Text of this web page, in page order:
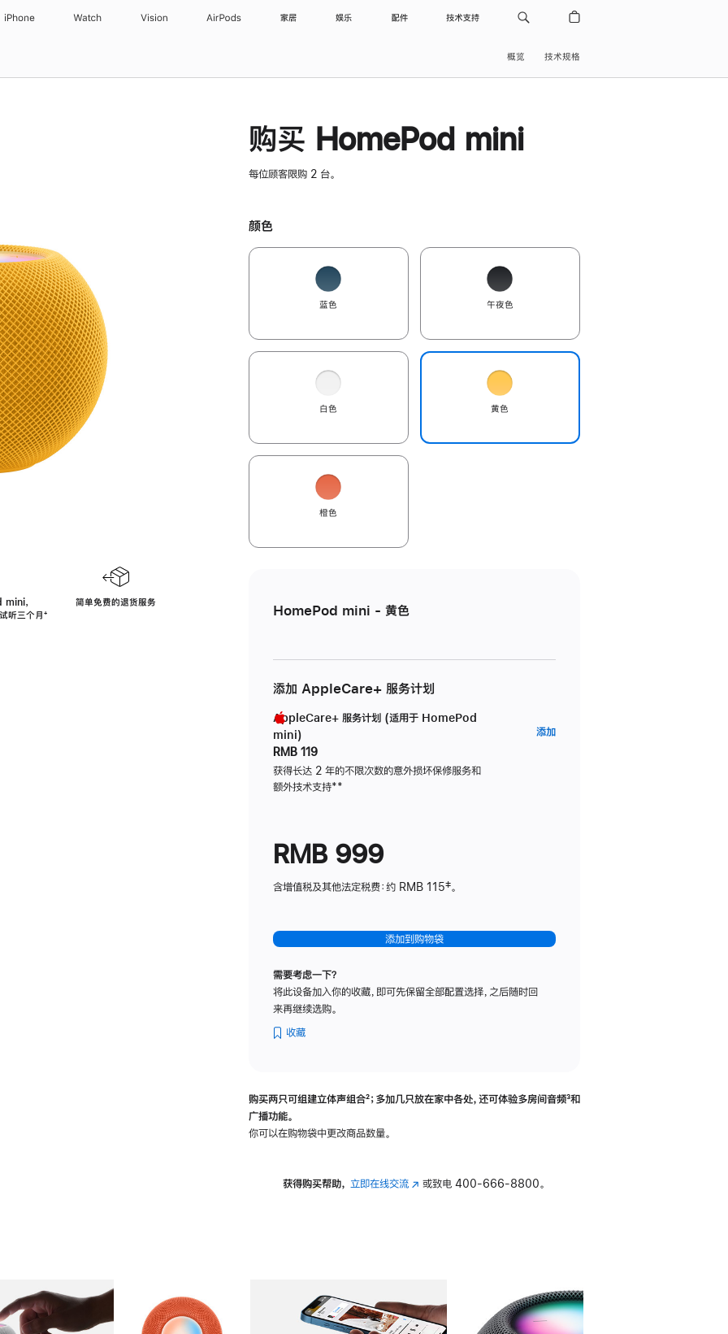
iPhone Watch Vision AirPods 家居 娱乐 配件 技术支持
概览 技术规格
，
听三个月脚
⁺
简单免费的退货服务
购买 HomePod mini
每位顾客限购 2 台。
颜色
蓝色 午夜色
白色 黄色
橙色
HomePod mini - 黄色
添加 AppleCare+ 服务计划
AppleCare+ 服务计划 (适用于 HomePod
mini)
RMB 119
获得长达 2 年的不限次数的意外损坏保修服务和
额外技术支持脚
**
添加AppleCare+
RMB 999
含增值税及其他法定税费：约 RMB 115‡。
添加到购物袋
需要考虑一下？
将此设备加入你的收藏，即可先保留全部配置选择，之后随时回
来再继续选购。
收藏
购买两只可组建立体声组合脚
²；多加几只放在家中各处，还可体验多‍房‍间音频脚
³和
广播功能。
你可以在购物袋中更改商品数量。
获得购买帮助， 立即在线交流(在 或致电 400-666-8800。